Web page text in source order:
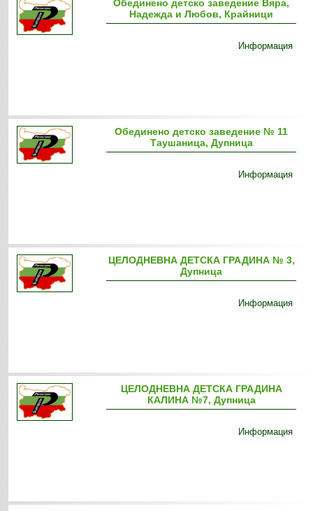
Обединено детско заведение Вяра,
Надежда и Любов, Крайници
Информация
Обединено детско заведение № 11
Таушаница, Дупница
Информация
ЦЕЛОДНЕВНА ДЕТСКА ГРАДИНА № 3,
Дупница
Информация
ЦЕЛОДНЕВНА ДЕТСКА ГРАДИНА
КАЛИНА №7, Дупница
Информация